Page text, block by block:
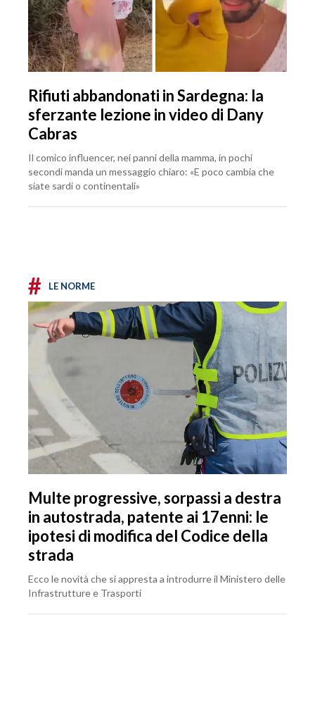
Rifiuti abbandonati in Sardegna: la
sferzante lezione in video di Dany
Cabras
Il comico influencer, nei panni della mamma, in pochi
secondi manda un messaggio chiaro: «E poco cambia che
siate sardi o continentali»
# LE NORME
Multe progressive, sorpassi a destra
in autostrada, patente ai 17enni: le
ipotesi di modifica del Codice della
strada
Ecco le novità che si appresta a introdurre il Ministero delle
Infrastrutture e Trasporti